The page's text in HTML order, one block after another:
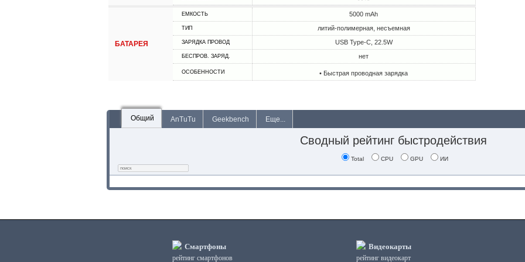
БАТАРЕЯ
ЕМКОСТЬ 5000 mAh
ТИП литий-полимерная, несъемная
ЗАРЯДКА ПРОВОД USB Type-C, 22.5W
БЕСПРОВ. ЗАРЯД. нет
ОСОБЕННОСТИ • Быстрая проводная зарядка
Общий AnTuTu Geekbench Еще...
Сводный рейтинг быстродействия
Total CPU GPU ИИ
Смартфоны
рейтинг смартфонов
Видеокарты
рейтинг видеокарт